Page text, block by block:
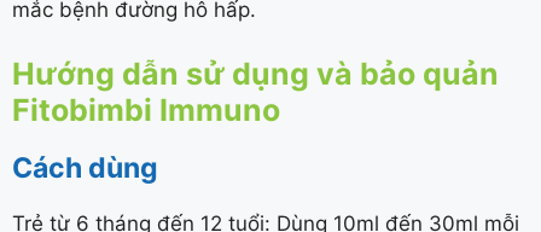
mắc bệnh đường hô hấp.
Hướng dẫn sử dụng và bảo quản
Fitobimbi Immuno
Cách dùng
Trẻ từ 6 tháng đến 12 tuổi: Dùng 10ml đến 30ml mỗi